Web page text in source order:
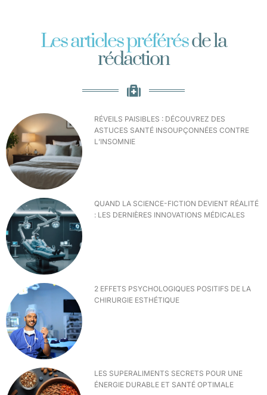
Les articles préférésde la
rédaction
RÉVEILS PAISIBLES : DÉCOUVREZ DES
ASTUCES SANTÉ INSOUPÇONNÉES CONTRE
L’INSOMNIE
QUAND LA SCIENCE-FICTION DEVIENT RÉALITÉ
: LES DERNIÈRES INNOVATIONS MÉDICALES
2 EFFETS PSYCHOLOGIQUES POSITIFS DE LA
CHIRURGIE ESTHÉTIQUE
LES SUPERALIMENTS SECRETS POUR UNE
ÉNERGIE DURABLE ET SANTÉ OPTIMALE